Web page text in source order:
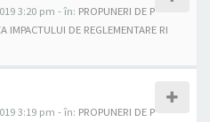
3:20 pm - în: PROPUNERI DE P
IMPACTULUI DE REGLEMENTARE RI
3:19 pm - în: PROPUNERI DE P